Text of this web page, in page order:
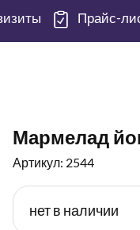
Прайс-
Мармелад
Артикул: 2544
нет в наличии